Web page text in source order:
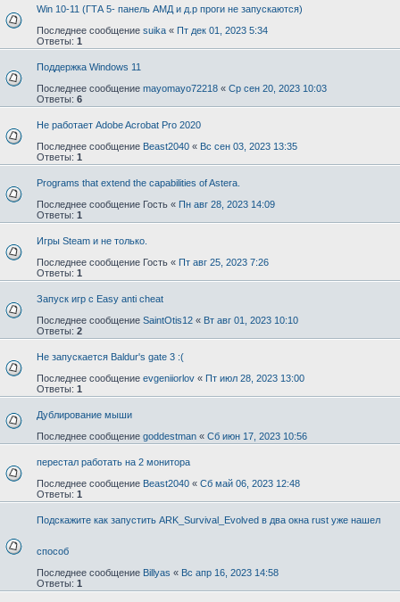
Win 10-11 (ГТА 5- панель АМД и д.р проги не запускаются)
Последнее сообщение suika « Пт дек 01, 2023 5:34
Ответы: 1
Поддержка Windows 11
Последнее сообщение mayomayo72218 « Ср сен 20, 2023 10:03
Ответы: 6
Не работает Adobe Acrobat Pro 2020
Последнее сообщение Beast2040 « Вс сен 03, 2023 13:35
Ответы: 1
Programs that extend the capabilities of Astera.
Последнее сообщение Гость « Пн авг 28, 2023 14:09
Ответы: 1
Игры Steam и не только.
Последнее сообщение Гость « Пт авг 25, 2023 7:26
Ответы: 1
Запуск игр с Easy anti cheat
Последнее сообщение SaintOtis12 « Вт авг 01, 2023 10:10
Ответы: 2
Не запускается Baldur's gate 3 :(
Последнее сообщение evgeniiorlov « Пт июл 28, 2023 13:00
Ответы: 1
Дублирование мыши
Последнее сообщение goddestman « Сб июн 17, 2023 10:56
перестал работать на 2 монитора
Последнее сообщение Beast2040 « Сб май 06, 2023 12:48
Ответы: 1
Подскажите как запустить ARK_Survival_Evolved в два окна rust уже нашел
способ
Последнее сообщение Billyas « Вс апр 16, 2023 14:58
Ответы: 1